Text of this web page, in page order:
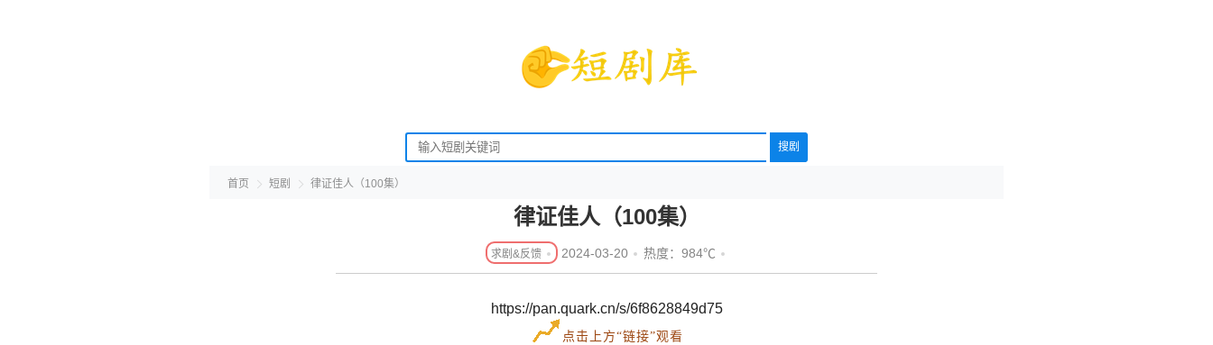
搜剧
首页 短剧 律证佳人（100集）
律证佳人（100集）
2024-03-20 热度：984℃
https://pan.quark.cn/s/6f8628849d75
点击上方“链接”观看